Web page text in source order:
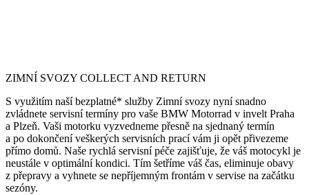
ZIMNÍ SVOZY COLLECT AND RETURN
S využitím naší bezplatné* služby Zimní svozy nyní snadno
zvládnete servisní termíny pro vaše BMW Motorrad v invelt Praha
a Plzeň. Vaši motorku vyzvedneme přesně na sjednaný termín
a po dokončení veškerých servisních prací vám ji opět přivezeme
přímo domů. Naše rychlá servisní péče zajišťuje, že váš motocykl je
neustále v optimální kondici. Tím šetříme váš čas, eliminuje obavy
z přepravy a vyhnete se nepříjemným frontám v servise na začátku
sezóny.